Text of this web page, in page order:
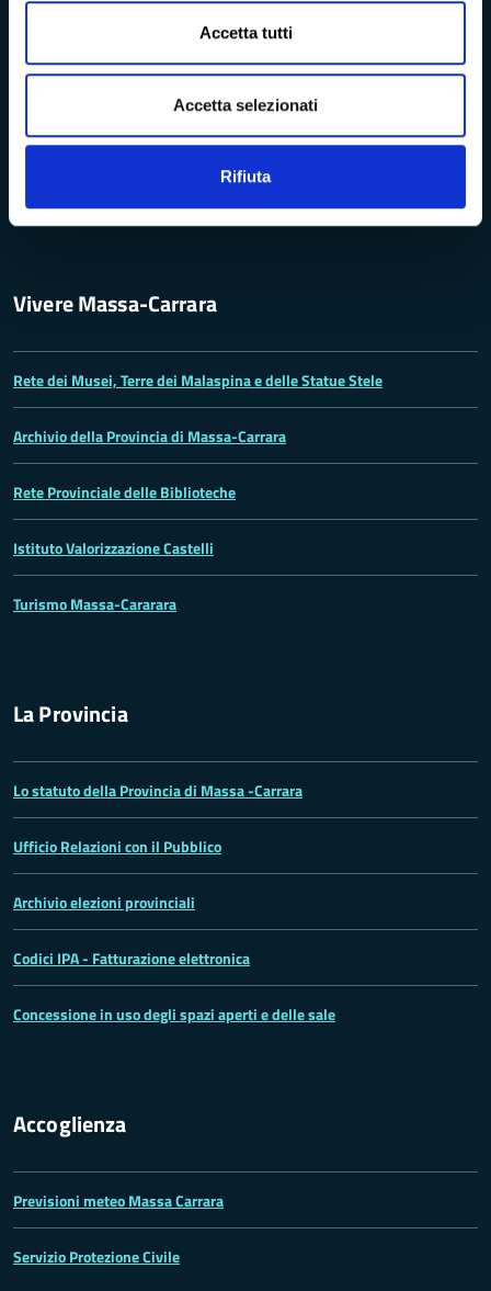
Accetta tutti
Accetta selezionati
Rifiuta
Richieste di accesso
Problemi di accessibilità
Vivere Massa-Carrara
Rete dei Musei, Terre dei Malaspina e delle Statue Stele
Archivio della Provincia di Massa-Carrara
Rete Provinciale delle Biblioteche
Istituto Valorizzazione Castelli
Turismo Massa-Cararara
La Provincia
Lo statuto della Provincia di Massa -Carrara
Ufficio Relazioni con il Pubblico
Archivio elezioni provinciali
Codici IPA - Fatturazione elettronica
Concessione in uso degli spazi aperti e delle sale
Accoglienza
Previsioni meteo Massa Carrara
Servizio Protezione Civile